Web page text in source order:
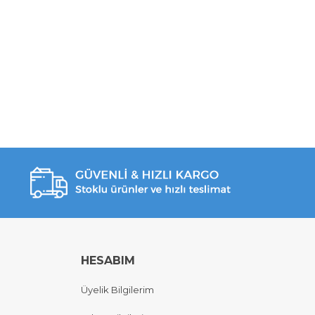
HESABIM
Üyelik Bilgilerim